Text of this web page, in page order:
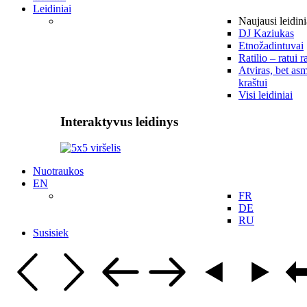
Leidiniai
Naujausi
DJ Kaziukas
Etnožadintuvai
Ratilio – ratui
Atviras, bet
kraštui
Visi leidiniai
Interaktyvus leidinys
Nuotraukos
EN
FR
DE
RU
Susisiek